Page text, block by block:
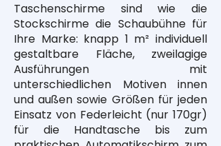
Taschenschirme sind wie die
Stockschirme die Schaubühne für
Ihre Marke: knapp 1 m² individuell
gestaltbare Fläche, zweilagige
Ausführungen mit
unterschiedlichen Motiven innen
und außen sowie Größen für jeden
Einsatz von Federleicht (nur 170gr)
für die Handtasche bis zum